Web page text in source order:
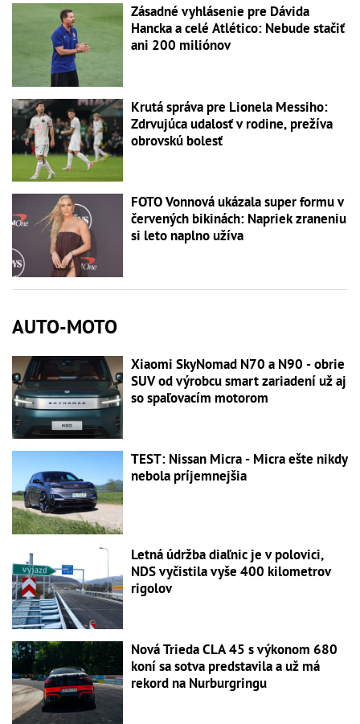
Zásadné vyhlásenie pre Dávida
Hancka a celé Atlético: Nebude stačiť
ani 200 miliónov
Krutá správa pre Lionela Messiho:
Zdrvujúca udalosť v rodine, prežíva
obrovskú bolesť
FOTO Vonnová ukázala super formu v
červených bikinách: Napriek zraneniu
si leto naplno užíva
AUTO-MOTO
Xiaomi SkyNomad N70 a N90 - obrie
SUV od výrobcu smart zariadení už aj
so spaľovacím motorom
TEST: Nissan Micra - Micra ešte nikdy
nebola príjemnejšia
Letná údržba diaľnic je v polovici,
NDS vyčistila vyše 400 kilometrov
rigolov
Nová Trieda CLA 45 s výkonom 680
koní sa sotva predstavila a už má
rekord na Nurburgringu